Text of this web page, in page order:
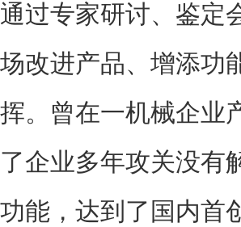
通过专家研讨、鉴定
场改进产品、增添功
挥。曾在一机械企业
了企业多年攻关没有
功能，达到了国内首